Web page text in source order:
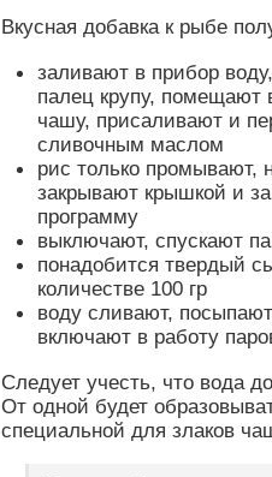
Вкусная добавка к рыбе
заливают в прибор
палец крупу, помещают
чашу, присаливают и
сливочным маслом
рис только промывают,
закрывают крышкой и
программу
выключают, спускают
понадобится твердый
количестве 100 гр
воду сливают,
включают в работу
Следует учесть, что вода
От одной будет
специальной для злаков